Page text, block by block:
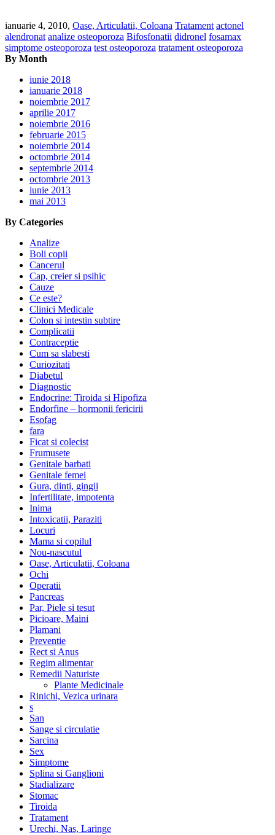
ianuarie 4, 2010, Oase, Articulatii, Coloana Tratament actonel
alendronat analize osteoporoza Bifosfonatii didronel fosamax
simptome osteoporoza test osteoporoza tratament osteoporoza
By Month
iunie 2018
ianuarie 2018
noiembrie 2017
aprilie 2017
noiembrie 2016
februarie 2015
noiembrie 2014
octombrie 2014
septembrie 2014
octombrie 2013
iunie 2013
mai 2013
By Categories
Analize
Boli copii
Cancerul
Cap, creier si psihic
Cauze
Ce este?
Clinici Medicale
Colon si intestin subtire
Complicatii
Contraceptie
Cum sa slabesti
Curiozitati
Diabetul
Diagnostic
Endocrine: Tiroida si Hipofiza
Endorfine – hormonii fericirii
Esofag
fara
Ficat si colecist
Frumusete
Genitale barbati
Genitale femei
Gura, dinti, gingii
Infertilitate, impotenta
Inima
Intoxicatii, Paraziti
Locuri
Mama si copilul
Nou-nascutul
Oase, Articulatii, Coloana
Ochi
Operatii
Pancreas
Par, Piele si tesut
Picioare, Maini
Plamani
Preventie
Rect si Anus
Regim alimentar
Remedii Naturiste
Plante Medicinale
Rinichi, Vezica urinara
s
San
Sange si circulatie
Sarcina
Sex
Simptome
Splina si Ganglioni
Stadializare
Stomac
Tiroida
Tratament
Urechi, Nas, Laringe